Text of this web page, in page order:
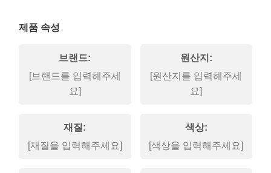
제품 속성
브랜드:
[브랜드를 입력해주세
요]
원산지:
[원산지를 입력해주세
요]
재질:
[재질을 입력해주세요]
색상:
[색상을 입력해주세요]